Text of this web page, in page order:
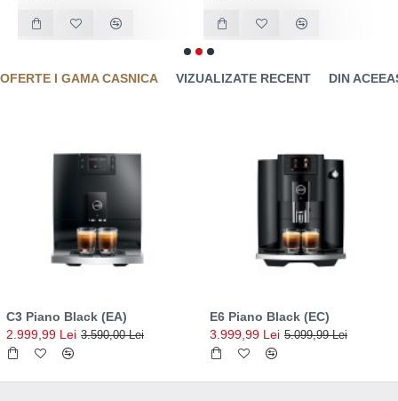
OFERTE I GAMA CASNICA VIZUALIZATE RECENT DIN
C3 Piano Black (EA)
2.999,99 Lei 3.590,00 Lei
E6 Piano Black (EC)
3.999,99 Lei 5.099,99 Lei